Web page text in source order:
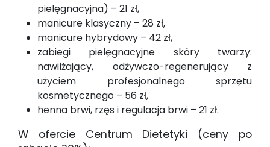
pielęgnacyjna) – 21 zł,
manicure klasyczny – 28 zł,
manicure hybrydowy – 42 zł,
zabiegi pielęgnacyjne skóry twarzy:
nawilżający, odżywczo-regenerujący z
użyciem profesjonalnego sprzętu
kosmetycznego – 56 zł,
henna brwi, rzęs i regulacja brwi – 21 zł.
W ofercie Centrum Dietetyki (ceny po